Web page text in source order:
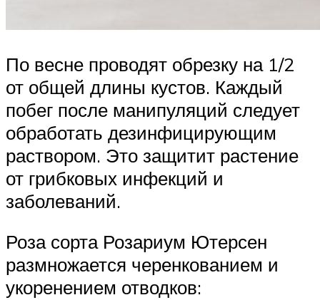
По весне проводят обрезку на 1/2
от общей длины кустов. Каждый
побег после манипуляций следует
обработать дезинфицирующим
раствором. Это защитит растение
от грибковых инфекций и
заболеваний.
Роза сорта Розариум Ютерсен
размножается черенкованием и
укоренением отводков: